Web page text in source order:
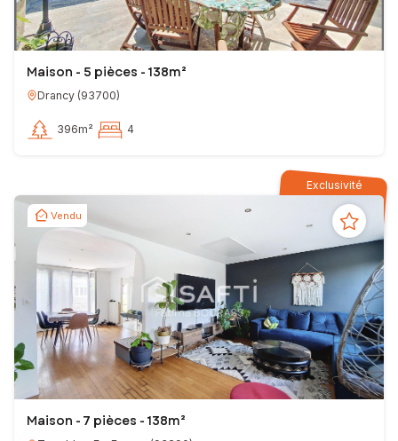
Maison - 5 pièces - 138m²
Drancy (93700)
396m² 4
Exclusivité
Vendu
Maison - 7 pièces - 138m²